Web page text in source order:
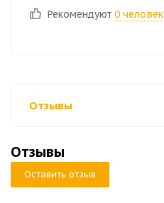
Рекомендуют 0 человек
Отзывы
Отзывы
Оставить отзыв